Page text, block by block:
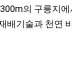
의 구릉지
배기술과 천연